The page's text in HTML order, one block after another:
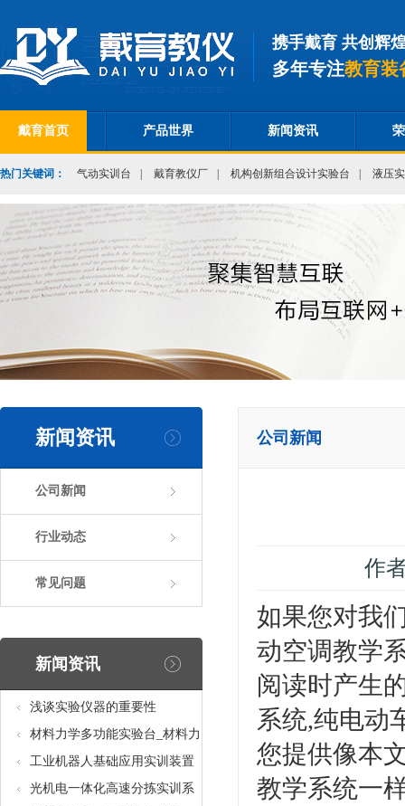
携手戴育 共创辉
多年专注教育装
戴育首页 产品世界 新闻资讯
热门关键词： 气动实训台 戴育教仪厂 机构创新组合设计实验台 液压
新闻资讯
公司新闻
行业动态
常见问题
新闻资讯
浅谈实验仪器的重要性
材料力学多功能实验台_材料力
学多功能考核实验实训设备
工业机器人基础应用实训装置
台_工业机器人基础应用实训考
光机电一体化高速分拣实训系
公司新闻
作
如果您对我
动空调教学
阅读时产生
系统,纯电动
您提供像本
教学系统一